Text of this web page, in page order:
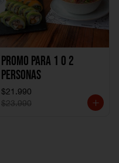
Promo Para 1 o 2
personas
$21.990
$23.990